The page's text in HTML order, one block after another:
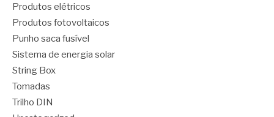
Produtos elétricos
Produtos fotovoltaicos
Punho saca fusível
Sistema de energia solar
String Box
Tomadas
Trilho DIN